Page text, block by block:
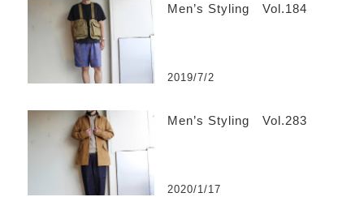
Men’s Styling Vol.184
2019/7/2
Men’s Styling Vol.283
2020/1/17